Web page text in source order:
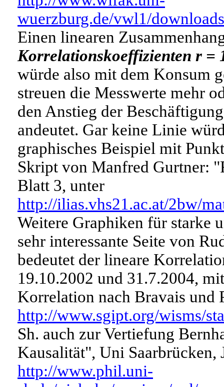
wuerzburg.de/vwl1/
Einen linearen
Korrelationskoeffizienten r =
würde also mit dem Konsum
streuen die Messwerte mehr
den Anstieg der
andeutet. Gar keine Linie
graphisches Beispiel mit
Skript von Manfred Gurtner:
Blatt 3, unter
http://ilias.vhs21.ac.at/2bw/
Weitere Graphiken für starke
sehr interessante Seite von
bedeutet der lineare
19.10.2002 und 31.7.2004,
Korrelation nach Bravais und
http://www.sgipt.org/wisms/
Sh. auch zur Vertiefung
Kausalität", Uni Saarbrücken,
http://www.phil.uni-